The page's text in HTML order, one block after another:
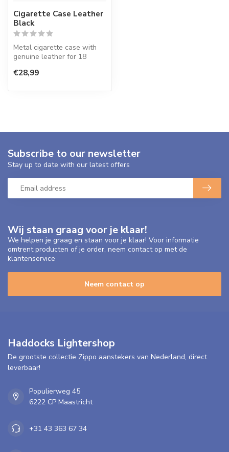
Cigarette Case Leather
Black
Metal cigarette case with
genuine leather for 18
€28,99
Wij staan graag voor je klaar!
We helpen je graag en staan voor je klaar! Voor informatie
omtrent producten of je order, neem contact op met de
klantenservice
Neem contact op
Subscribe to our newsletter
Stay up to date with our latest offers
Haddocks Lightershop
De grootste collectie Zippo aanstekers van Nederland, direct
leverbaar!
Populierweg 45
6222 CP Maastricht
+31 43 363 67 34